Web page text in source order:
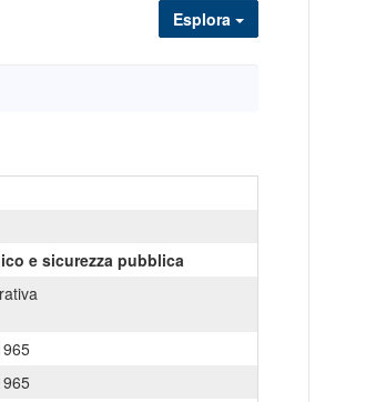
Esplora
e sicurezza pubblica